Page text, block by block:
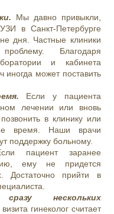
Мы давно привыкли,
в Санкт-Петербурге
дня. Частные клиники
Благодаря
и кабинета
иногда может поставить
Если у пациента
лечении или вновь
в клинику или
время. Наши врачи
поддержку больному.
пациент заранее
ему не придется
Достаточно прийти в
нескольких
гинеколог считает